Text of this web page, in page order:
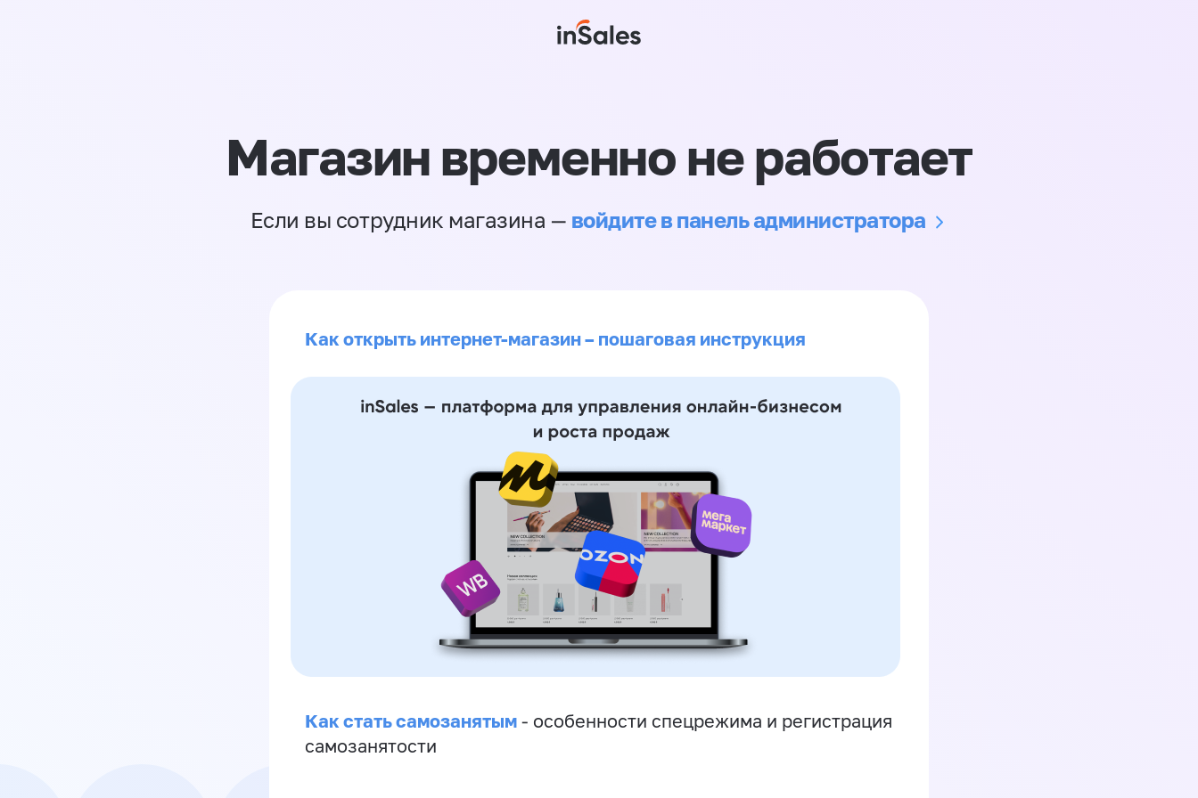
Магазин временно не работает
Если вы сотрудник магазина — войдите в панель администратора
Как открыть интернет-магазин – пошаговая инструкция
Как стать самозанятым - особенности спецрежима и регистрация
самозанятости